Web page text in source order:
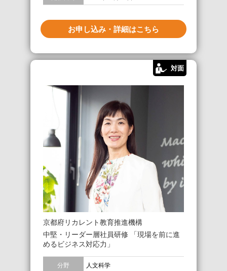
お申し込み・詳細はこちら
対面
京都府リカレント教育推進機構
中堅・リーダー層社員研修 「現場を前に進
めるビジネス対応力」
分野
人文科学